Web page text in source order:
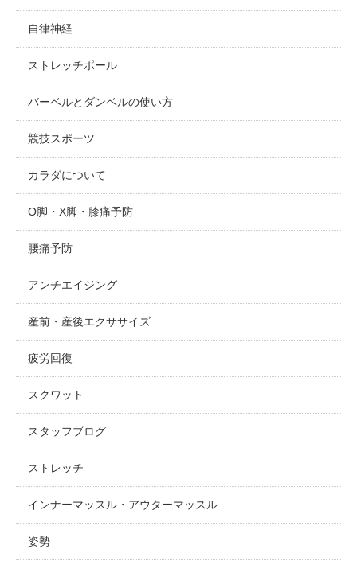
自律神経
ストレッチポール
バーベルとダンベルの使い方
競技スポーツ
カラダについて
O脚・X脚・膝痛予防
腰痛予防
アンチエイジング
産前・産後エクササイズ
疲労回復
スクワット
スタッフブログ
ストレッチ
インナーマッスル・アウターマッスル
姿勢